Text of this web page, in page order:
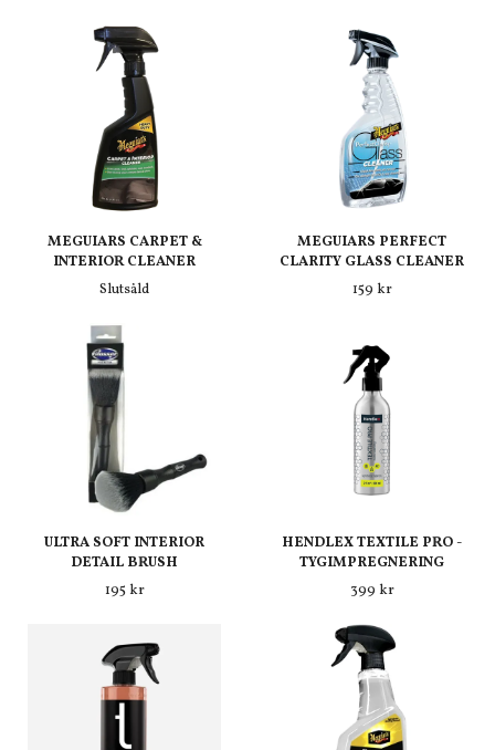
MEGUIARS CARPET &
INTERIOR CLEANER
Slutsåld
MEGUIARS PERFECT
CLARITY GLASS CLEANER
159 kr
ULTRA SOFT INTERIOR
DETAIL BRUSH
195 kr
HENDLEX TEXTILE PRO -
TYGIMPREGNERING
399 kr